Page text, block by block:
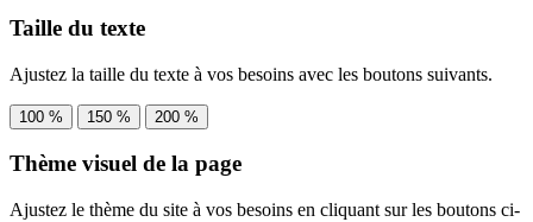
Taille du texte
Ajustez la taille du texte à vos besoins avec les boutons suivants.
100 % 150 % 200 %
Thème visuel de la page
Ajustez le thème du site à vos besoins en cliquant sur les boutons ci-